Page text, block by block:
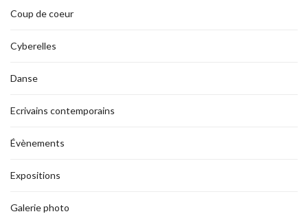
Coup de coeur
Cyberelles
Danse
Ecrivains contemporains
Évènements
Expositions
Galerie photo